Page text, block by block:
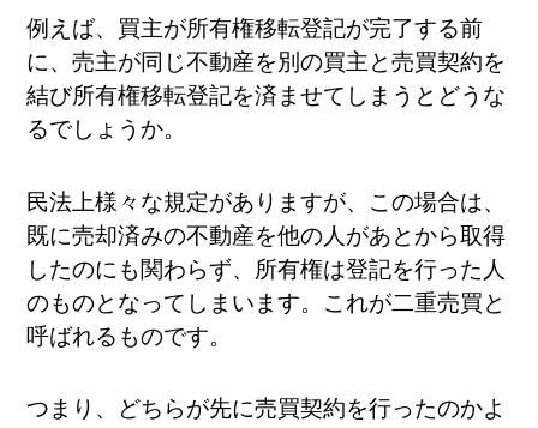
例えば、買主が所有権移転登記が完了する前
に、売主が同じ不動産を別の買主と売買契約を
結び所有権移転登記を済ませてしまうとどうな
るでしょうか。
民法上様々な規定がありますが、この場合は、
既に売却済みの不動産を他の人があとから取得
したのにも関わらず、所有権は登記を行った人
のものとなってしまいます。これが二重売買と
呼ばれるものです。
つまり、どちらが先に売買契約を行ったのかよ